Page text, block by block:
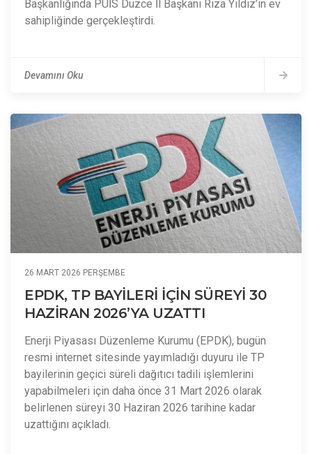
Başkanlığında PÜİS Düzce İl Başkanı Rıza Yıldız’ın ev
sahipliğinde gerçekleştirdi.
Devamını Oku
26 MART 2026 PERŞEMBE
EPDK, TP BAYİLERİ İÇİN SÜREYİ 30
HAZİRAN 2026’YA UZATTI
Enerji Piyasası Düzenleme Kurumu (EPDK), bugün
resmi internet sitesinde yayımladığı duyuru ile TP
bayilerinin geçici süreli dağıtıcı tadili işlemlerini
yapabilmeleri için daha önce 31 Mart 2026 olarak
belirlenen süreyi 30 Haziran 2026 tarihine kadar
uzattığını açıkladı.